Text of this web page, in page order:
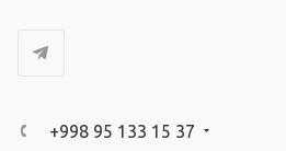
+998 95 133 15 37